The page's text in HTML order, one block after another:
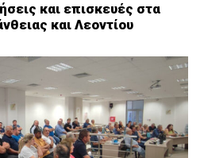
και επισκευές στα
και Λεοντίου